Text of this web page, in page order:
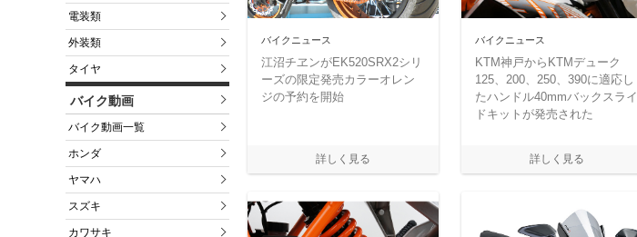
電装類
外装類
タイヤ
バイク動画
バイク動画一覧
ホンダ
ヤマハ
スズキ
カワサキ
バイクニュース
江沼チヱンがEK520SRX2シリ
ーズの限定発売カラーオレン
ジの予約を開始
バイクニュース
KTM神戸からKTMデューク
125、200、250、390に適応し
たハンドル40mmバックスライ
ドキットが発売された